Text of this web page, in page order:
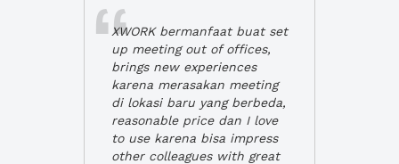
XWORK bermanfaat buat set
up meeting out of offices,
brings new experiences
karena merasakan meeting
di lokasi baru yang berbeda,
reasonable price dan I love
to use karena bisa impress
other colleagues with great